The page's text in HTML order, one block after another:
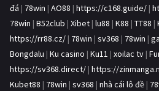
đá | 78win | AO88 | https://c168.guide/ |
78win | B52club | Xibet | lu88 | K88 | TT88 |
https://rr88.cz/ | 78win | sv368 | 78win |
Bongdalu | Ku casino | Ku11 | xoilac tv |
https://sv368.direct/ | https://
Kubet88 | 78win | sv368 | nhà cái lô đề |